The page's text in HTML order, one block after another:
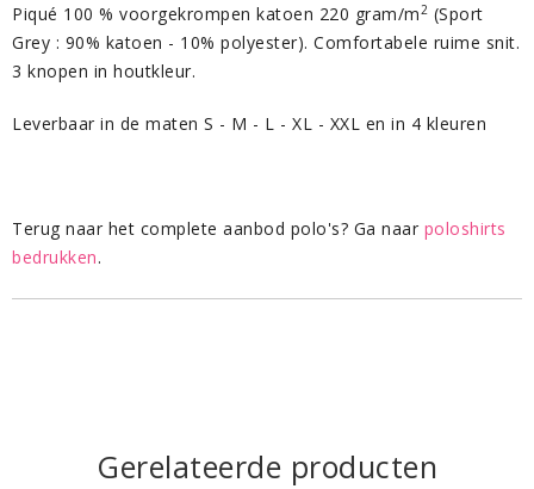
Piqué 100 % voorgekrompen katoen 220 gram/m2 (Sport
Grey : 90% katoen - 10% polyester). Comfortabele ruime snit.
3 knopen in houtkleur.
Leverbaar in de maten S - M - L - XL - XXL en in 4 kleuren
Terug naar het complete aanbod polo's? Ga naar poloshirts
bedrukken.
Gerelateerde producten